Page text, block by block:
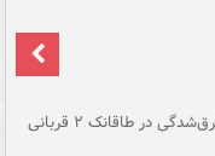
حادثه غرق‌شدگی در طاقانک ۲ قربانی